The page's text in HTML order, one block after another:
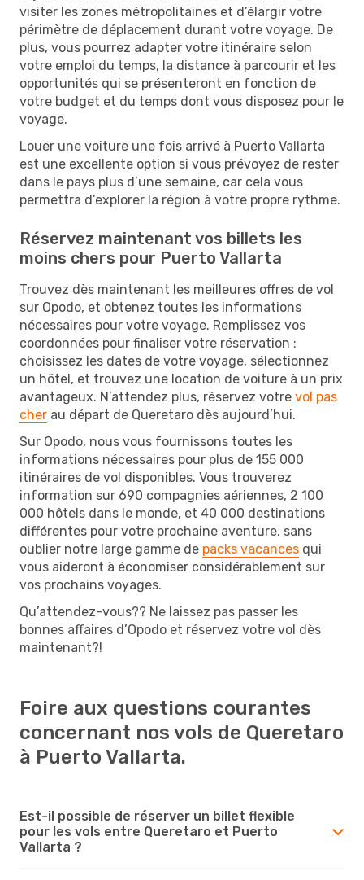
visiter les zones métropolitaines et d’élargir votre
périmètre de déplacement durant votre voyage. De
plus, vous pourrez adapter votre itinéraire selon
votre emploi du temps, la distance à parcourir et les
opportunités qui se présenteront en fonction de
votre budget et du temps dont vous disposez pour le
voyage.
Louer une voiture une fois arrivé à Puerto Vallarta
est une excellente option si vous prévoyez de rester
dans le pays plus d’une semaine, car cela vous
permettra d’explorer la région à votre propre rythme.
Réservez maintenant vos billets les
moins chers pour Puerto Vallarta
Trouvez dès maintenant les meilleures offres de vol
sur Opodo, et obtenez toutes les informations
nécessaires pour votre voyage. Remplissez vos
coordonnées pour finaliser votre réservation :
choisissez les dates de votre voyage, sélectionnez
un hôtel, et trouvez une location de voiture à un prix
avantageux. N’attendez plus, réservez votre vol pas
cher au départ de Queretaro dès aujourd’hui.
Sur Opodo, nous vous fournissons toutes les
informations nécessaires pour plus de 155 000
itinéraires de vol disponibles. Vous trouverez
information sur 690 compagnies aériennes, 2 100
000 hôtels dans le monde, et 40 000 destinations
différentes pour votre prochaine aventure, sans
oublier notre large gamme de packs vacances qui
vous aideront à économiser considérablement sur
vos prochains voyages.
Qu’attendez-vous?? Ne laissez pas passer les
bonnes affaires d’Opodo et réservez votre vol dès
maintenant?!
Foire aux questions courantes
concernant nos vols de Queretaro
à Puerto Vallarta.
Est-il possible de réserver un billet flexible
pour les vols entre Queretaro et Puerto
Vallarta ?